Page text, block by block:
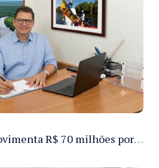
Pesca esportiva movimenta R$ 70 milhões por ano e ganha espaço na economia sustentável do Amazonas